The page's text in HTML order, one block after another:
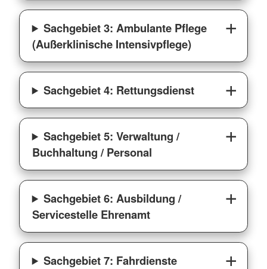
Sachgebiet 3: Ambulante Pflege
(Außerklinische Intensivpflege)
Sachgebiet 4: Rettungsdienst
Sachgebiet 5: Verwaltung /
Buchhaltung / Personal
Sachgebiet 6: Ausbildung /
Servicestelle Ehrenamt
Sachgebiet 7: Fahrdienste